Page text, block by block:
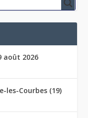
août 2026
les-Courbes (19)